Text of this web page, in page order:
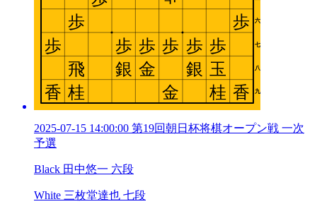
2025-07-15 14:00:00 第19回朝日杯将棋オープン戦 一次
予選
Black 田中悠一 六段
White 三枚堂達也 七段